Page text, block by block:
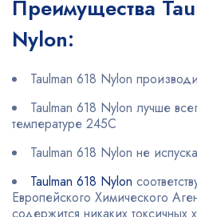
Преимущества
Nylon:
Taulman 618 Nylon
Taulman 618 Nylon лучше
температуре 245С
Taulman 618 Nylon не
Taulman 618 Nylon
Европейского Химического